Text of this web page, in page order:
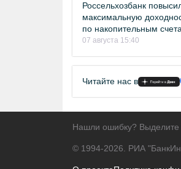
Россельхозбанк
максимальную
по накопительным
07 августа 15:40
Читайте нас в
Нашли ошибку? Выделите
© 1994-2026. РИА